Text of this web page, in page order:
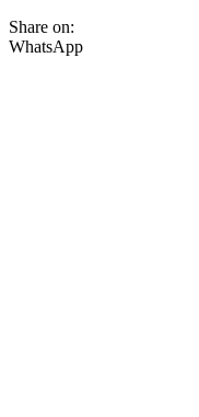
Share on:
WhatsApp